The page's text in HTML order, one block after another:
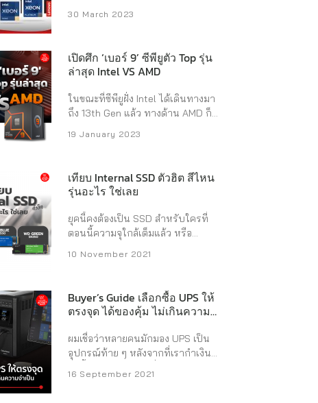
ๆ วัตต์ที่แนะนำก็จะไม่หนีกันมากเท่า
ร้อนที่เพิ่มมากขึ้นเช่น พัดลม หรือชุด
น้ำครับ ทีนี้การ์ดรุ่นไหน ควรใช้ PSU
เท่าไหร่ ? RTX ...
งานที่แตกต่างกัน การทำงานที่ต้อง
ใช้เครื่อง PC ตลอดทั้งวัน และ
ต้องการประสิทธิภาพในการประมวล
ผลสูง สามารถใช้งานร่วมกับ
โปรแกรมหรือแอปพลิเคชั่นระดับมือ
ทางธุรกิจ และอุตสาหกรรมต้องยกให้
ต้องการจริง ๆ ยังไง ? และมี
เทคโนโลยีอะไรบ้าง ที่จำเป็นต้องใช้
งานจริง ๆ โดยเฉพาะ​ชิปประมวลผล​
ซึ่งต้องบอกเลยว่า หากเทียบกับการ
เลือกซื้อ Desktop PC หรือโน้ตบุ๊ก
ทั่วไปแล้ว Workstation จะมีความ
ทั้งซีพียูและการ์ดจอ รวมไปถึงส่วน
ประกอบอื่น ๆ ก็จะต่างออกไปเลย ใน
Workstation ...
30 March 2023
เปิดศึก ‘เบอร์ 9’ ซีพียูตัว Top รุ่น
ล่าสุด Intel VS AMD
ในขณะที่ซีพียูฝั่ง Intel ได้เดินทางมา
ถึง 13th Gen แล้ว ทางด้าน AMD ก็
สองแบรนด์ ก็ได้เปิดตัวซีพียู ‘เบอร์ 9’
ล่าสุดตัวใหม่ พร้อมวางจำหน่าย
เรียบร้อย ในฝั่ง Intel ก็มี Intel Core
i9-13900KS ตัวใหม่ล่าสุด ซึ่งเป็น
ซีพียูที่สามารถดันความเร็วได้สูงสุดถึง
6.0 GHz เร็วแรงที่สุดในโลก ส่วนฝั่ง
AMD ก็มีตัว AMD Ryzen 9 7900 นับ
เป็นซีพียูเบอร์ 9 ที่คุ้มค่าสุด ในราคา
19 January 2023
เทียบ Internal SSD ตัวฮิต สีไหน
รุ่นอะไร ใช่เลย
ยุคนี้คงต้องเป็น SSD สำหรับใครที่
ตอนนี้ความจุใกล้เต็มแล้ว หรือ
งานมาให้แต่ละรุ่นแล้ว อาทิ สีดำ สี
ฟ้า หรือสีเขียว โดยสีไหนเหมาะกับ
เรา ตอบโจทย์มากที่สุด ไปดูเลย
WD BLACK SN850 SSD ตระกูล
BLACK ตัวใหม่ล่าสุด เร็วแรงกว่าเดิม
ด้วย Gen 4 หรือรองรับ PCIe 4.0 กับ
เมนบอร์ดสมัยใหม่ เพื่อโหลดเกมหรือ
10 November 2021
Buyer’s Guide เลือกซื้อ UPS ให้
ตรงจุด ได้ของคุ้ม ไม่เกินความ
ผมเชื่อว่าหลายคนมักมอง UPS เป็น
อุปกรณ์ท้าย ๆ หลังจากที่เรากำเงิน
คนก็แนะนำให้เราซื้อ UPS ติดมาด้วย
16 September 2021